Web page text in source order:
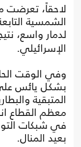
لاحقاً، تعرضت
الشمسية
لدمار واسع،
الإسرائيلي.
وفي الوقت
بشكل يائس
المتبقية
معظم القطاع
في شبكات
بعيد المنال.